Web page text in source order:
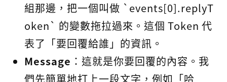
組那邊，把一個叫做 `events[0].replyT
oken` 的變數拖拉過來。這個 Token 代
表了「要回覆給誰」的資訊。
Message ：這就是你要回覆的內容。我
們先簡單地打上一段文字，例如「哈